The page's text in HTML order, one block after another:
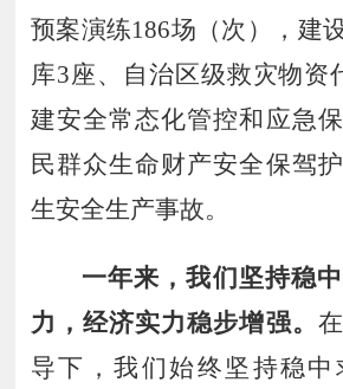
预案演练186场（次） ， 建
库3座、 自治区级救灾物资
建安全常态化管控和应急
民群众生命财产安全保驾
生安全生产事故。
一年来 ，我们坚持稳
力 ，经济实力稳步增强。
导下，我们始终坚持稳中